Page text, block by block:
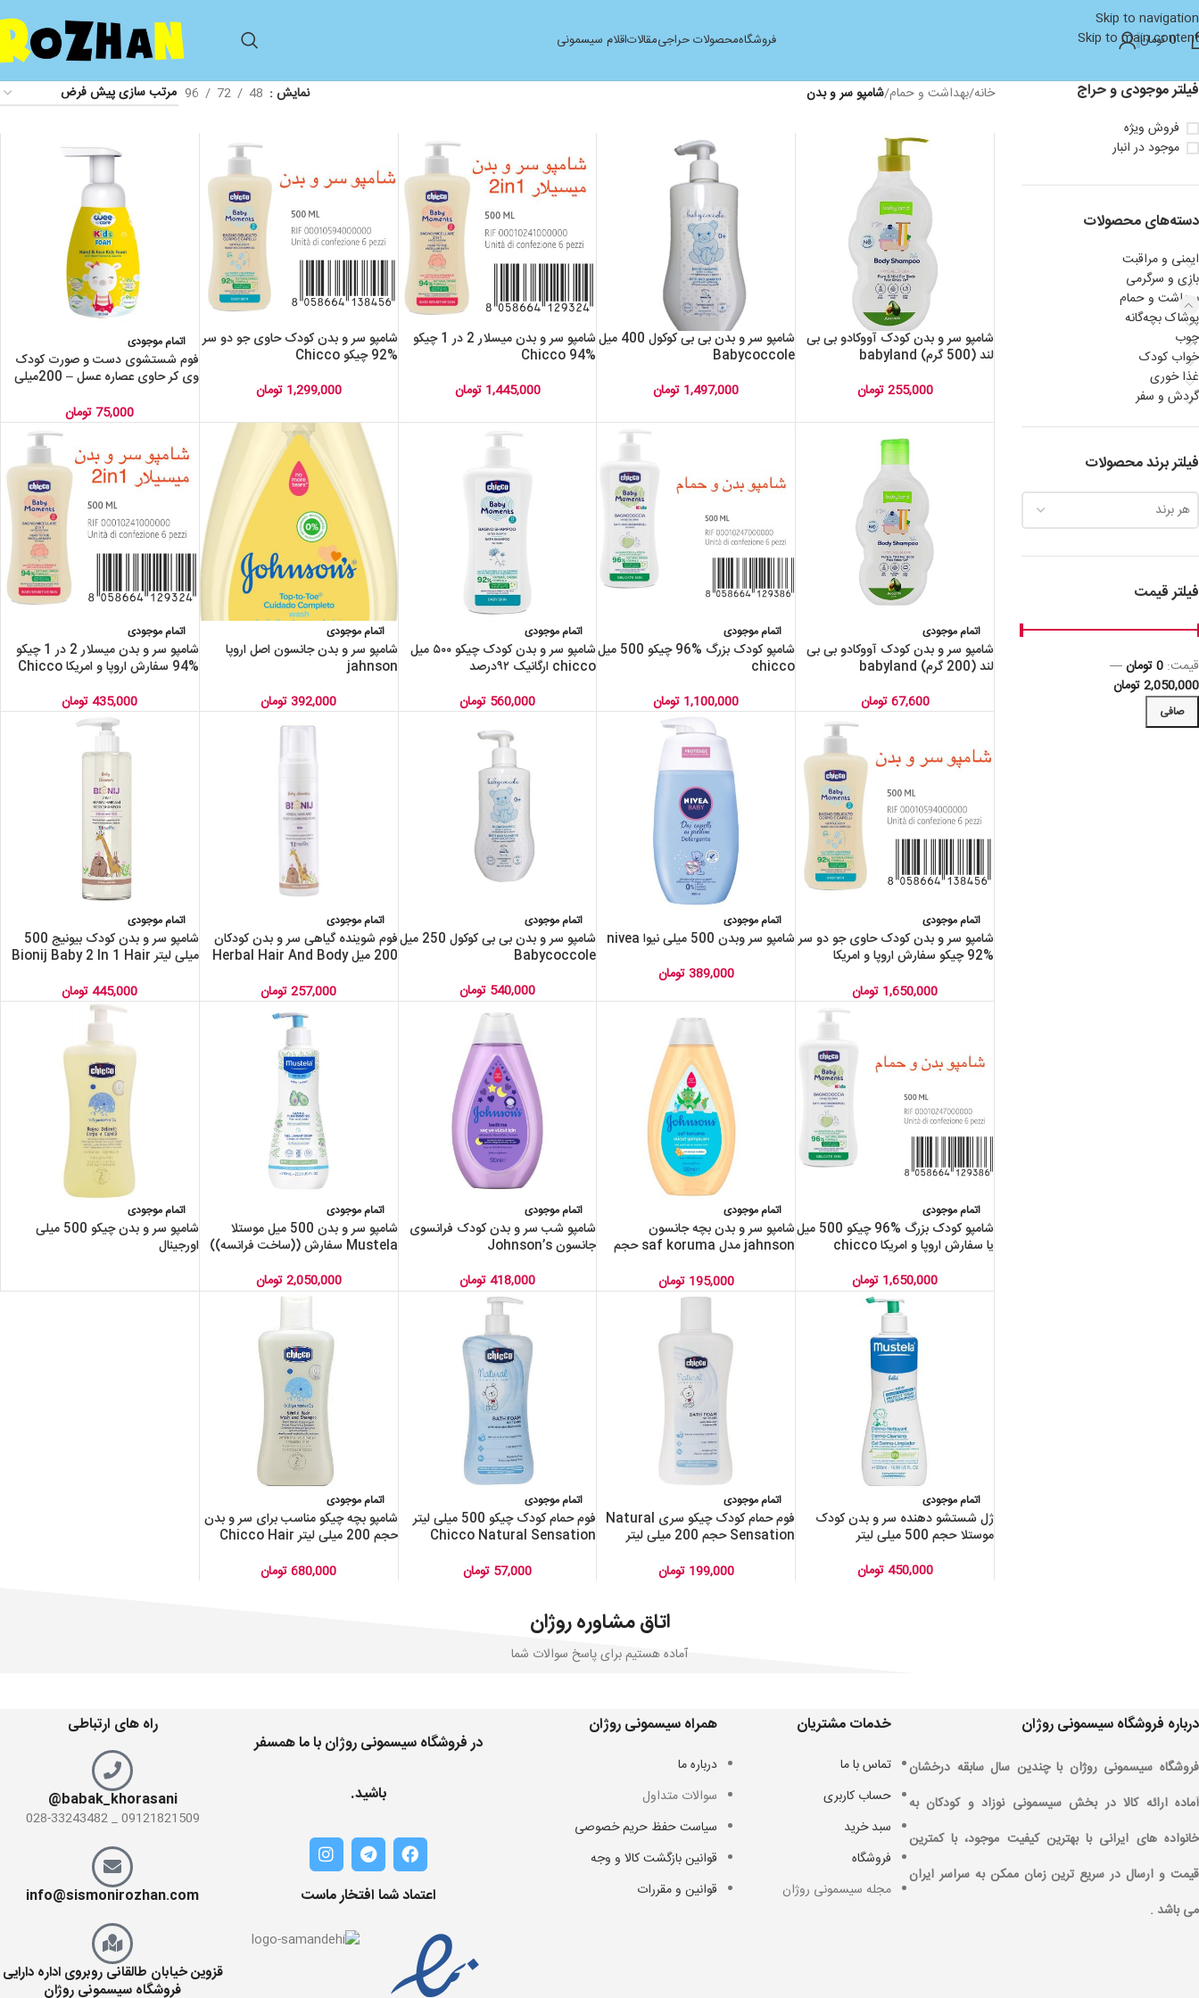
Skip to navigation
Skip to main content
0تومان فروشگاهمحصولات حراجیمقالاتاقلام سیسمونی
فیلتر موجودی و حراج
فروش ویژه
موجود در انبار
دسته‌های محصولات
ایمنی و مراقبت
بازی و سرگرمی
بهداشت و حمام
پوشاک بچه‌گانه
چوب
خواب کودک
غذا خوری
گردش و سفر
فیلتر برند محصولات
هر برند
فیلتر قیمت
صافی
قيمت: 0 تومان
—
2,050,000 تومان
خانه/بهداشت و حمام/شامپو سر و بدن نمایش 48
72
96
شامپو سر و بدن کودک آووکادو بی بی
لند (500 گرم) babyland
255,000تومان
شامپو سر و بدن بی بی کوکول 400 میل
Babycoccole
1,497,000 تومان
شامپو سر و بدن میسلار 2 در 1 چیکو
%94 Chicco
1,445,000 تومان
شامپو سر و بدن کودک حاوی جو دو سر
%92 چیکو Chicco
1,299,000 تومان
اتمام موجودی
فوم شستشوی دست و صورت کودک
وی کر حاوی عصاره عسل – 200میلی
75,000تومان
اتمام موجودی
شامپو سر و بدن کودک آووکادو بی بی
لند (200 گرم) babyland
67,600تومان
اتمام موجودی
شامپو کودک بزرگ %96 چیکو 500 میل
chicco
1,100,000 تومان
اتمام موجودی
شامپو سر و بدن کودک چیکو ۵۰۰ میل
chicco ارگانیک ۹۲درصد
560,000 تومان
اتمام موجودی
شامپو سر و بدن جانسون اصل اروپا
jahnson
392,000 تومان
اتمام موجودی
شامپو سر و بدن میسلار 2 در 1 چیکو
%94 سفارش اروپا و امریکا Chicco
435,000تومان
اتمام موجودی
شامپو سر و بدن کودک حاوی جو دو سر
%92 چیکو سفارش اروپا و امریکا
1,650,000 تومان
اتمام موجودی
شامپو سر وبدن 500 میلی نیوا nivea
389,000 تومان
اتمام موجودی
شامپو سر و بدن بی بی کوکول 250 میل
Babycoccole
540,000 تومان
اتمام موجودی
فوم شوینده گیاهی سر و بدن کودکان
200 میل Herbal Hair And Body
257,000تومان
اتمام موجودی
شامپو سر و بدن کودک بیونیج 500
میلی لیتر Bionij Baby 2 In 1 Hair
445,000تومان
اتمام موجودی
شامپو کودک بزرگ %96 چیکو 500 میل
یا سفارش اروپا و امریکا chicco
1,650,000 تومان
اتمام موجودی
شامپو سر و بدن بچه جانسون
jahnson مدل saf koruma حجم
195,000 تومان
اتمام موجودی
شامپو شب سر و بدن کودک فرانسوی
جانسون Johnson’s
418,000تومان
اتمام موجودی
شامپو سر و بدن 500 میل موستلا
Mustela سفارش ((ساخت فرانسه))
2,050,000تومان
اتمام موجودی
شامپو سر و بدن چیکو 500 میلی
اورجینال
اتمام موجودی
ژل شستشو دهنده سر و بدن کودک
موستلا حجم 500 میلی لیتر
450,000تومان
اتمام موجودی
فوم حمام کودک چیکو سری Natural
Sensation حجم 200 میلی لیتر
199,000 تومان
اتمام موجودی
فوم حمام کودک چیکو 500 میلی لیتر
Chicco Natural Sensation
57,000 تومان
اتمام موجودی
شامپو بچه چیکو مناسب برای سر و بدن
حجم 200 میلی لیتر Chicco Hair
Gentle 200ml
680,000تومان
اتاق مشاوره روژان
آماده هستیم برای پاسخ سوالات شما
درباره فروشگاه سیسمونی روژان
فروشگاه سیسمونی روژان با چندین سال سابقه درخشان
آماده ارائه کالا در بخش سیسمونی نوزاد و کودکان به
خانواده های ایرانی با بهترین کیفیت موجود، با کمترین
قیمت و ارسال در سریع ترین زمان ممکن به سراسر ایران
می باشد .
خدمات مشتریان
تماس با ما
حساب کاربری
سبد خرید
فروشگاه
مجله سیسمونی روژان
همراه سیسمونی روژان
درباره ما
سوالات متداول
سیاست حفظ حریم خصوصی
قوانین بازگشت کالا و وجه
قوانین و مقررات
در فروشگاه سیسمونی روژان با ما همسفر
باشید.
اعتماد شما افتخار ماست
راه های ارتباطی
babak_khorasani@
09121821509 _ 028-33243482
info@sismonirozhan.com
قزوین خیابان طالقانی روبروی اداره دارایی
فروشگاه سیسمونی روژان